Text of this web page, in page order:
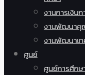
งานการเงิน
งานพัฒนาคุ
งานพัฒนาเท
ศูนย์
ศูนย์การศึกษ